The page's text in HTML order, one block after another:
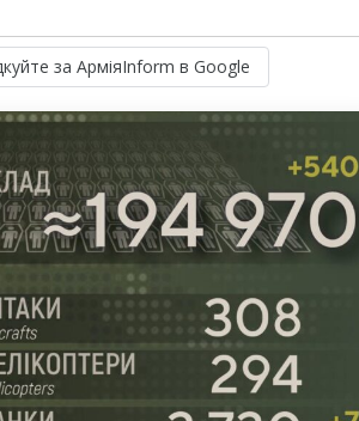
за АрміяInform в Google